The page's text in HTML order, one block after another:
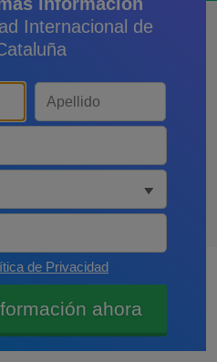
Internacional de
de Privacidad